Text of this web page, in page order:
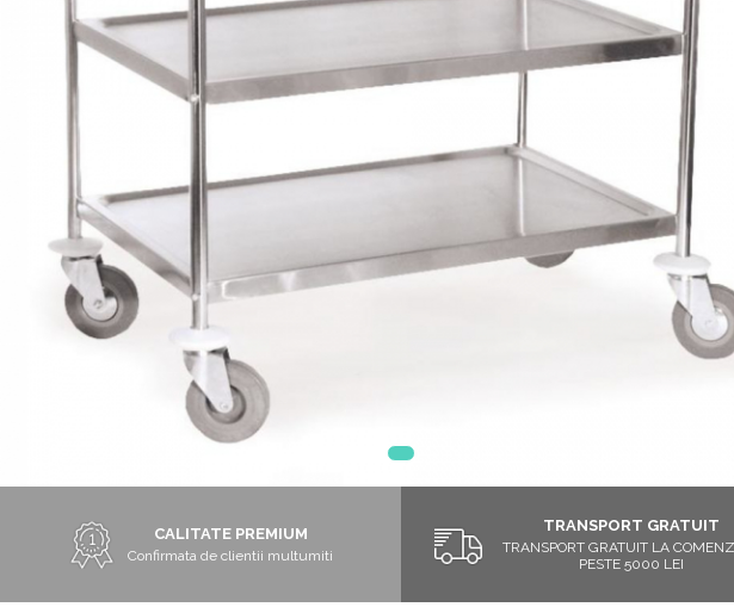
Chiuvete
Mobilier medical
Dulapuri De Laborator/Corpuri
De Stocare
Dulapuri de reactivi
Dulapuri la sol
Dulapuri under-bench mobile
Mobilier Pentru Autolaborator
CALITATE PREMIUM
Confirmata de clientii multumiti
TRANSPORT GRATUIT
TRANSPORT GRATUIT LA
PESTE 5000 LEI